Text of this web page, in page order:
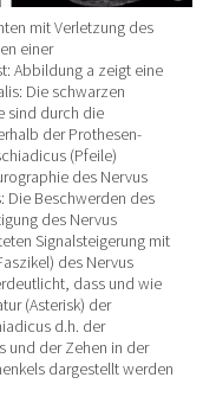
mit Verletzung des
einer
Abbildung a zeigt eine
Die schwarzen
sind durch die
der Prothesen-
(Pfeile)
des Nervus
Die Beschwerden des
des Nervus
Signalsteigerung mit
des Nervus
dass und wie
(Asterisk) der
d.h. der
und der Zehen in der
dargestellt werden